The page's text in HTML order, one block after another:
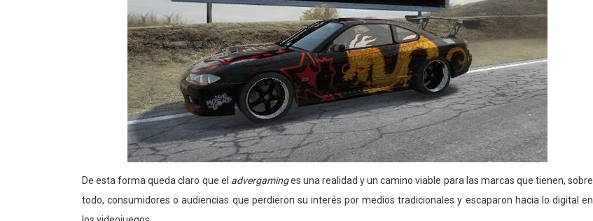
De esta forma queda claro que el advergaminges una realidad y un camino viable para las marcas que tienen, sobre
todo, consumidores o audiencias que perdieron su interés por medios tradicionales y escaparon hacia lo digital en